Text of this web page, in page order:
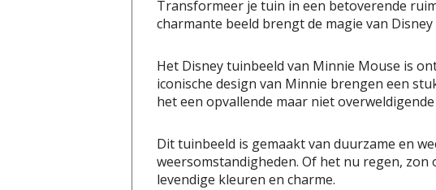
Transformeer je tuin in een betoverende
charmante beeld brengt de magie van
Het Disney tuinbeeld van Minnie Mouse is
iconische design van Minnie brengen een
het een opvallende maar niet
Dit tuinbeeld is gemaakt van duurzame en
weersomstandigheden. Of het nu regen,
levendige kleuren en charme.